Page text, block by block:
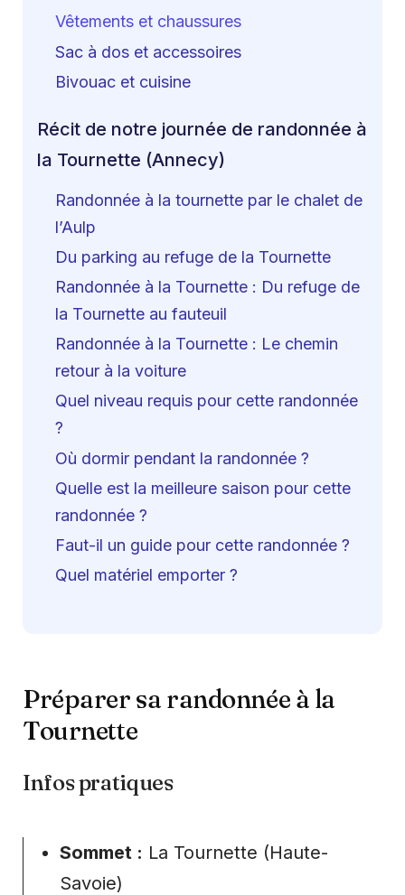
Vêtements et chaussures
Sac à dos et accessoires
Bivouac et cuisine
Récit de notre journée de randonnée à
la Tournette (Annecy)
Randonnée à la tournette par le chalet de
l’Aulp
Du parking au refuge de la Tournette
Randonnée à la Tournette : Du refuge de
la Tournette au fauteuil
Randonnée à la Tournette : Le chemin
retour à la voiture
Quel niveau requis pour cette randonnée
?
Où dormir pendant la randonnée ?
Quelle est la meilleure saison pour cette
randonnée ?
Faut-il un guide pour cette randonnée ?
Quel matériel emporter ?
Préparer sa randonnée à la
Tournette
Infos pratiques
Sommet : La Tournette (Haute-
Savoie)